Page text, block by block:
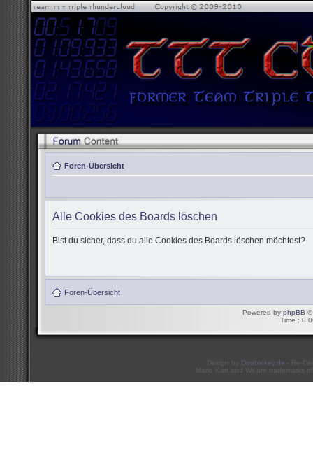
Foren-Übersicht
Alle Cookies des Boards löschen
Bist du sicher, dass du alle Cookies des Boards löschen möchtest?
Foren-Übersicht
Powered by phpBB ©
Time :
Design by Doublekey.de - Re-
Mario Kart and Wii are trademarks